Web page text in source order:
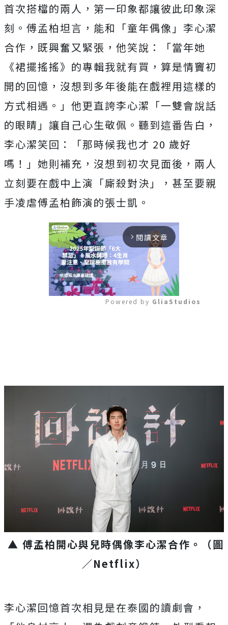
首次搭檔的兩人，第一印象都讓彼此印象深
刻。傅孟柏坦言，能和「童年偶像」李心潔
合作，既興奮又緊張，他笑說：「當年她
《裙擺搖搖》的專輯我就有買，算是情竇初
開的回憶，沒想到多年後能在戲裡用這樣的
方式相遇。」他更直誇李心潔「一雙會說話
的眼睛」讓自己心生敬佩。聽到這番告白，
李心潔笑回：「那時候我也才 20 歲好
嗎！」她則補充，沒想到初次見面後，兩人
立刻要在戲中上演「廝殺對決」，甚至要親
手凌虐傅孟柏飾演的張士凱。
arrow_forward_ios 閱讀文章
Powered by GliaStudios
▲ 傅孟柏開心與兒時偶像李心潔合作。
（圖
／Netflix）
李心潔回憶首次相見是在泰國的讀劇會，